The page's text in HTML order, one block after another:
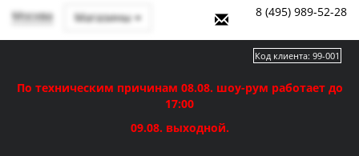
Москва Магазины 8 (495) 989-52-28
По техническим причинам 08.08. шоу-рум работает до
17:00
09.08. выходной.
Код клиента: 99-001